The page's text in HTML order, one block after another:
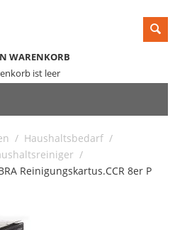
WARENKORB
ist leer
/ Haushaltsbedarf /
/
Reinigungskartus.CCR 8er P